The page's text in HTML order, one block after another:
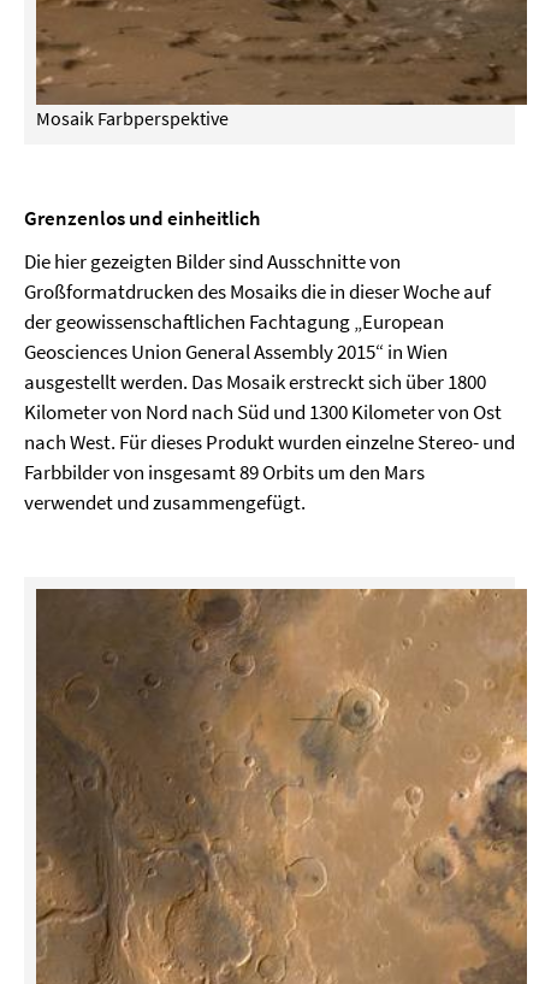
Mosaik Farbperspektive
Grenzenlos und einheitlich
Die hier gezeigten Bilder sind Ausschnitte von
Großformatdrucken des Mosaiks die in dieser Woche auf
der geowissenschaftlichen Fachtagung „European
Geosciences Union General Assembly 2015“ in Wien
ausgestellt werden. Das Mosaik erstreckt sich über 1800
Kilometer von Nord nach Süd und 1300 Kilometer von Ost
nach West. Für dieses Produkt wurden einzelne Stereo- und
Farbbilder von insgesamt 89 Orbits um den Mars
verwendet und zusammengefügt.